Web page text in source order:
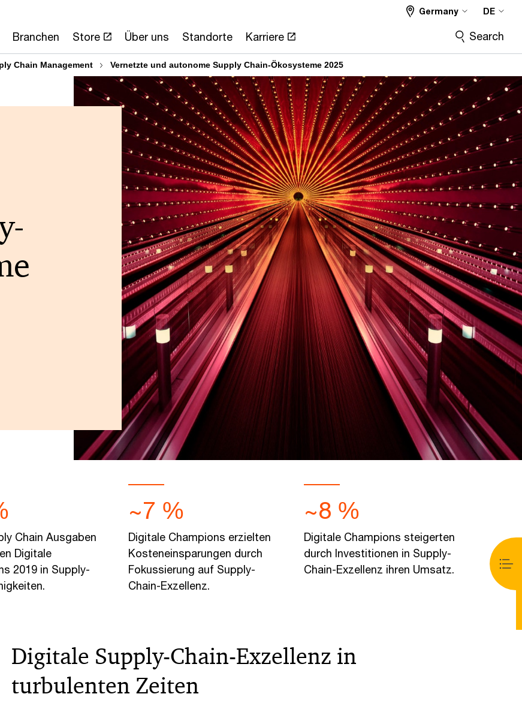
Branchen Store Über uns Standorte Karriere
Germany DE
Search
Chain Management Vernetzte und autonome Supply Chain-Ökosysteme 2025
Chain Ausgaben
Digitale
2019 in Supply-
~7 %
Digitale Champions erzielten
Kosteneinsparungen durch
Fokussierung auf Supply-
Chain-Exzellenz.
~8 %
Digitale Champions steigerten
durch Investitionen in Supply-
Chain-Exzellenz ihren Umsatz.
Digitale Supply-Chain-Exzellenz in
turbulenten Zeiten